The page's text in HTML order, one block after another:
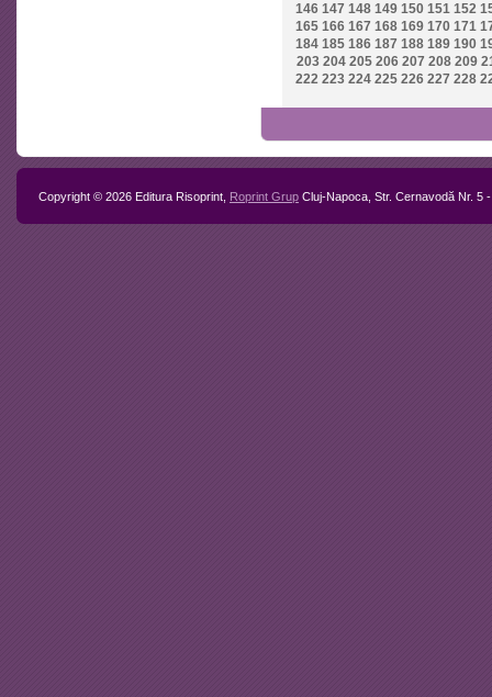
146 147 148 149 150 151 152
165 166 167 168 169 170 171
184 185 186 187 188 189 190
203 204 205 206 207 208 209
222 223 224 225 226 227 228
Copyright © 2026 Editura Risoprint, Roprint Grup Cluj-Napoca, Str. Cernavodă Nr. 5